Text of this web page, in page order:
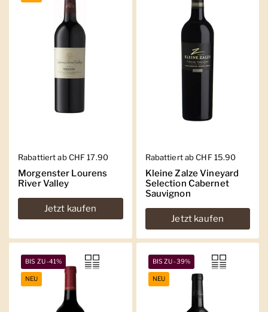
Regulärer Preis
Rabattiert ab CHF 17.90
Morgenster Lourens
River Valley
Jetzt kaufen
Regulärer Preis
Rabattiert ab CHF 15.90
Kleine Zalze Vineyard
Selection Cabernet
Sauvignon
Jetzt kaufen
BIS ZU -41%
NEU
BIS ZU -39%
NEU